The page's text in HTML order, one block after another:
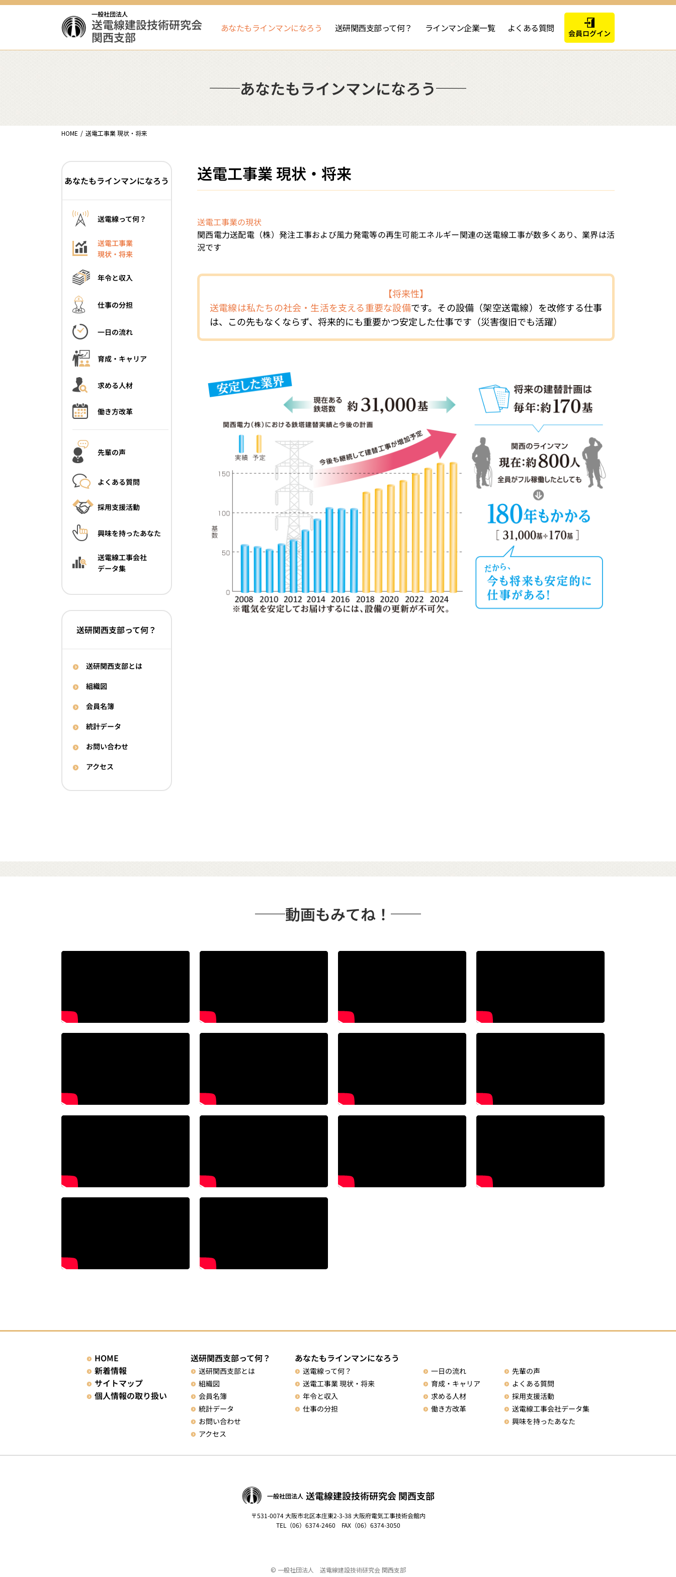
一般社団法人
送電線建設技術研究会
関西支部
あなたもラインマンになろう 送研関西支部って何？ ラインマン企業一覧 よくある質問 会員ログイン
あなたもラインマンになろう
HOME 送電工事業 現状・将来
あなたもラインマンになろう
送電線って何？
送電工事業
現状・将来
年令と収入
仕事の分担
一日の流れ
育成・キャリア
求める人材
働き方改革
先輩の声
よくある質問
採用支援活動
興味を持ったあなた
送電線工事会社
データ集
送研関西支部って何？
送研関西支部とは
組織図
会員名簿
統計データ
お問い合わせ
アクセス
送電工事業 現状・将来
送電工事業の現状
関西電力送配電（株）発注工事および風力発電等の再生可能エネルギー関連の送電線工事が数多くあり、業界は活
況です
【将来性】
送電線は私たちの社会・生活を支える重要な設備です。その設備（架空送電線）を改修する仕事
は、この先もなくならず、 将来的にも重要かつ安定した仕事です（災害復旧でも活躍）
動画もみてね！
HOME
新着情報
サイトマップ
個人情報の取り扱い
送研関西支部って何？
送研関西支部とは
組織図
会員名簿
統計データ
お問い合わせ
アクセス
あなたもラインマンになろう
送電線って何？
送電工事業 現状・将来
年令と収入
仕事の分担
一日の流れ
育成・キャリア
求める人材
働き方改革
先輩の声
よくある質問
採用支援活動
送電線工事会社データ集
興味を持ったあなた
一般社団法人 送電線建設技術研究会 関西支部
〒531-0074 大阪市北区本庄東2-3-38 大阪府電気工事技術会館内
TEL（06）6374-2460 FAX（06）6374-3050
© 一般社団法人 送電線建設技術研究会 関西支部